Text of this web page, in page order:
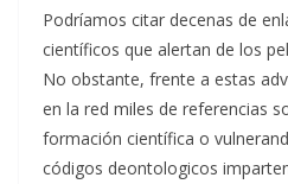
Podríamos citar decenas de
científicos que alertan de los
No obstante, frente a estas
en la red miles de referencias
formación científica o
códigos deontologicos